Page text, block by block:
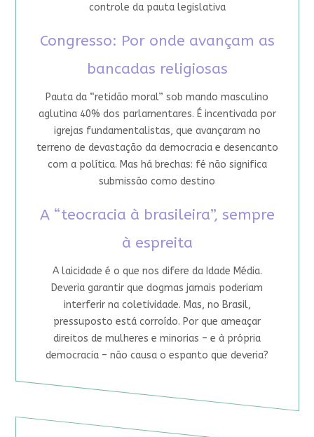
controle da pauta legislativa
Congresso: Por onde avançam as
bancadas religiosas
Pauta da “retidão moral” sob mando masculino
aglutina 40% dos parlamentares. É incentivada por
igrejas fundamentalistas, que avançaram no
terreno de devastação da democracia e desencanto
com a política. Mas há brechas: fé não significa
submissão como destino
A “teocracia à brasileira”, sempre
à espreita
A laicidade é o que nos difere da Idade Média.
Deveria garantir que dogmas jamais poderiam
interferir na coletividade. Mas, no Brasil,
pressuposto está corroído. Por que ameaçar
direitos de mulheres e minorias – e à própria
democracia – não causa o espanto que deveria?